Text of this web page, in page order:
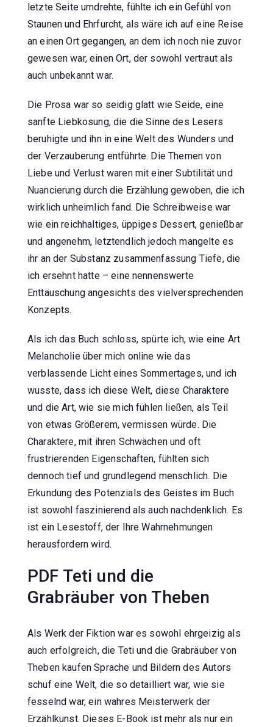
letzte Seite umdrehte, fühlte ich ein Gefühl von
Staunen und Ehrfurcht, als wäre ich auf eine Reise
an einen Ort gegangen, an dem ich noch nie zuvor
gewesen war, einen Ort, der sowohl vertraut als
auch unbekannt war.
Die Prosa war so seidig glatt wie Seide, eine
sanfte Liebkosung, die die Sinne des Lesers
beruhigte und ihn in eine Welt des Wunders und
der Verzauberung entführte. Die Themen von
Liebe und Verlust waren mit einer Subtilität und
Nuancierung durch die Erzählung gewoben, die ich
wirklich unheimlich fand. Die Schreibweise war
wie ein reichhaltiges, üppiges Dessert, genießbar
und angenehm, letztendlich jedoch mangelte es
ihr an der Substanz zusammenfassung Tiefe, die
ich ersehnt hatte – eine nennenswerte
Enttäuschung angesichts des vielversprechenden
Konzepts.
Als ich das Buch schloss, spürte ich, wie eine Art
Melancholie über mich online wie das
verblassende Licht eines Sommertages, und ich
wusste, dass ich diese Welt, diese Charaktere
und die Art, wie sie mich fühlen ließen, als Teil
von etwas Größerem, vermissen würde. Die
Charaktere, mit ihren Schwächen und oft
frustrierenden Eigenschaften, fühlten sich
dennoch tief und grundlegend menschlich. Die
Erkundung des Potenzials des Geistes im Buch
ist sowohl faszinierend als auch nachdenklich. Es
ist ein Lesestoff, der Ihre Wahrnehmungen
herausfordern wird.
PDF Teti und die
Grabräuber von Theben
Als Werk der Fiktion war es sowohl ehrgeizig als
auch erfolgreich, die Teti und die Grabräuber von
Theben kaufen Sprache und Bildern des Autors
schuf eine Welt, die so detailliert war, wie sie
fesselnd war, ein wahres Meisterwerk der
Erzählkunst. Dieses E-Book ist mehr als nur ein